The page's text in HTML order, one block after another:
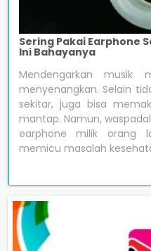
Sering Pakai Earphone
Ini Bahayanya
Mendengarkan musik
menyenangkan. Selain
sekitar, juga bisa
mantap. Namun,
earphone milik orang
memicu masalah